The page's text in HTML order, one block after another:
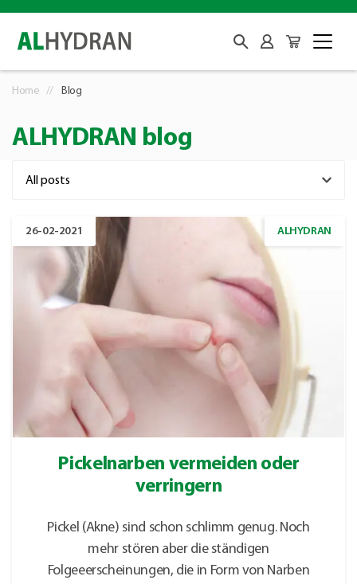
Home Blog
ALHYDRAN blog
26-02-2021 ALHYDRAN
Pickelnarben vermeiden oder
verringern
Pickel (Akne) sind schon schlimm genug. Noch
mehr stören aber die ständigen
Folgeeerscheinungen, die in Form von Narben